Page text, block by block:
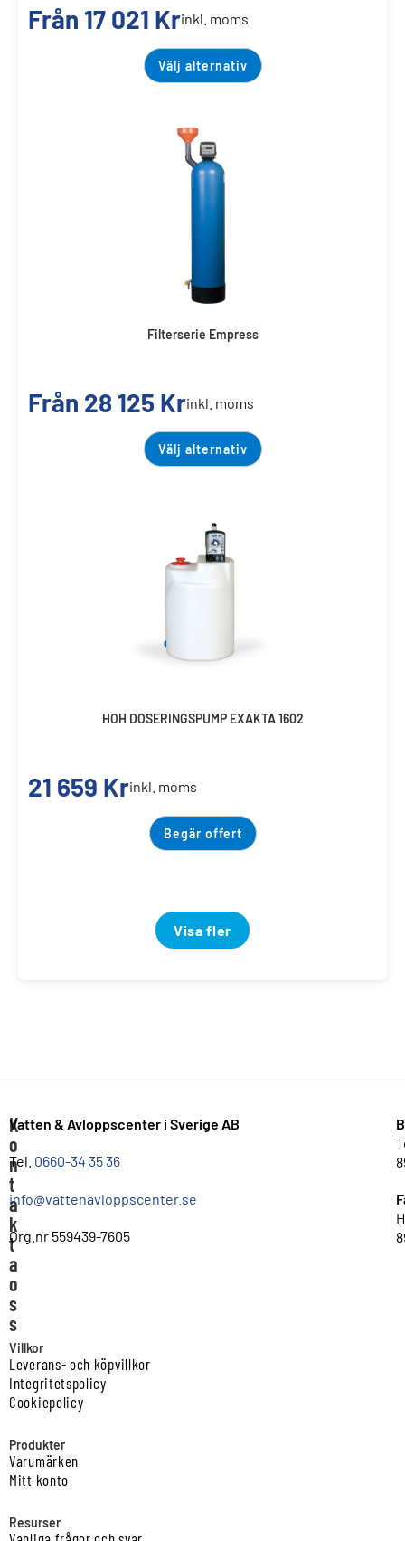
Från 17 021 Krinkl. moms
Välj alternativ
Filterserie Empress
Från 28 125 Krinkl. moms
Välj alternativ
HOH DOSERINGSPUMP EXAKTA 1602
21 659 Krinkl. moms
Begär offert
Visa fler
K
o
n
t
a
k
t
a
o
s
s
Vatten & Avloppscenter i Sverige AB
Tel. 0660-34 35 36
info@vattenavloppscenter.se
Org.nr 559439-7605
Villkor
Leverans- och köpvillkor
Integritetspolicy
Cookiepolicy
Produkter
Varumärken
Mitt konto
Resurser